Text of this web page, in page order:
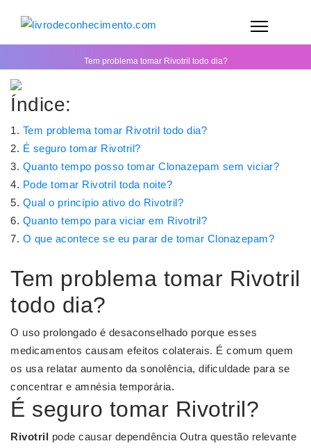
Tem problema tomar Rivotril todo dia?
Índice:
Tem problema tomar Rivotril todo dia?
É seguro tomar Rivotril?
Quanto tempo posso tomar Clonazepam sem viciar?
Pode tomar Rivotril toda noite?
Qual o princípio ativo do Rivotril?
Quanto tempo para viciar em Rivotril?
O que acontece se eu parar de tomar Clonazepam?
Tem problema tomar Rivotril
todo dia?
O uso prolongado é desaconselhado porque esses
medicamentos causam efeitos colaterais. É comum quem
os usa relatar aumento da sonolência, dificuldade para se
concentrar e amnésia temporária.
É seguro tomar Rivotril?
Rivotril pode causar dependência Outra questão relevante